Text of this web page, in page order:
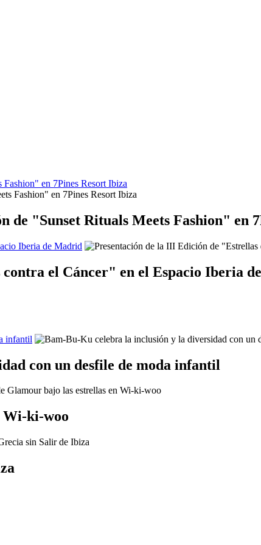
en 7Pines Resort Ibiza
de "Sunset Rituals Meets Fashion" en
Iberia de Madrid
el Cáncer" en el Espacio Iberia
infantil
con un desfile de moda infantil
Wi-ki-woo